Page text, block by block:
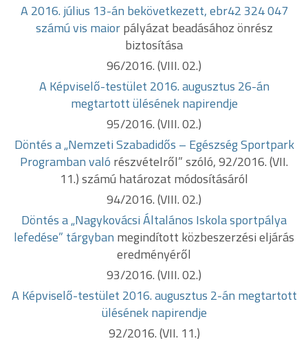
A 2016. július 13-án bekövetkezett, ebr42 324 047
számú vis maiorpályázat beadásához önrész
biztosítása
96/2016. (VIII. 02.)
A Képviselő-testület 2016. augusztus 26-án
megtartott ülésének napirendje
95/2016. (VIII. 02.)
Döntés a „Nemzeti Szabadidős – Egészség Sportpark
Programban való részvételről” szóló, 92/2016. (VII.
11.) számú határozat módosításáról
94/2016. (VIII. 02.)
Döntés a „Nagykovácsi Általános Iskola sportpálya
lefedése” tárgyban megindított közbeszerzési eljárás
eredményéről
93/2016. (VIII. 02.)
A Képviselő-testület 2016. augusztus 2-án megtartott
ülésének napirendje
92/2016. (VII. 11.)